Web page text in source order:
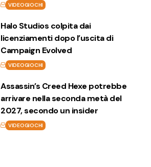
VIDEOGIOCHI
Halo Studios colpita dai
licenziamenti dopo l’uscita di
Campaign Evolved
VIDEOGIOCHI
Assassin’s Creed Hexe potrebbe
arrivare nella seconda metà del
2027, secondo un insider
VIDEOGIOCHI